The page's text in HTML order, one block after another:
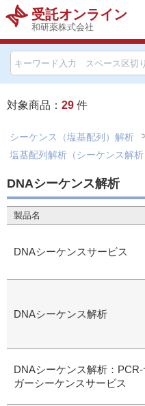
受託オンライン
和研薬株式会社
対象商品： 29 件
シーケンス（塩基配列）解析
塩基配列解析（シーケンス解
DNAシーケンス解析
製品名
DNAシーケンスサービス
DNAシーケンス解析
DNAシーケンス解析：PCR-
ガーシーケンスサービス
HOME
キャンペーン情報一覧
製品カテゴリー一覧